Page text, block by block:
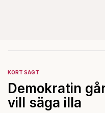
KORT SAGT
Demokratin
vill säga illa